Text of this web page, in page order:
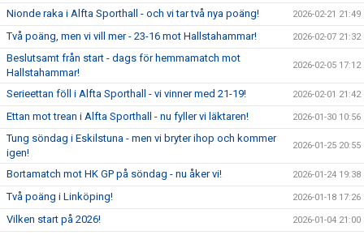
Nionde raka i Alfta Sporthall - och vi tar två nya poäng! 2026-02-21 21:49
Två poäng, men vi vill mer - 23-16 mot Hallstahammar! 2026-02-07 21:32
Beslutsamt från start - dags för hemmamatch mot
Hallstahammar!
2026-02-05 17:12
Serieettan föll i Alfta Sporthall - vi vinner med 21-19! 2026-02-01 21:42
Ettan mot trean i Alfta Sporthall - nu fyller vi läktaren! 2026-01-30 10:56
Tung söndag i Eskilstuna - men vi bryter ihop och kommer
igen!
2026-01-25 20:55
Bortamatch mot HK GP på söndag - nu åker vi! 2026-01-24 19:38
Två poäng i Linköping! 2026-01-18 17:26
Vilken start på 2026! 2026-01-04 21:00